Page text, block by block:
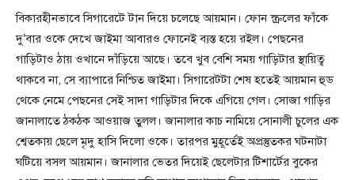
বিকারহীনভাবে সিগারেটে টান দিয়ে চলেছে আয়মান। ফোন স্ক্রলের ফাঁকে
দু’বার ওকে দেখে জাইমা আবারও ফোনেই ব্যস্ত হয়ে রইল। পেছনের
গাড়িটাও ঠায় ওখানে দাঁড়িয়ে আছে। তবে খুব বেশি সময় গাড়িটার স্থায়িত্ব
থাকবে না, সে ব্যাপারে নিশ্চিত জাইমা। সিগারেটটা শেষ হতেই আয়মান হুড
থেকে নেমে পেছনের সেই সাদা গাড়িটার দিকে এগিয়ে গেল। সোজা গাড়ির
জানালাতে ঠকঠক আওয়াজ তুলল। জানালার কাচ নামিয়ে সোনালী চুলের এক
শ্বেতকায় ছেলে মৃদু হাসি দিলো ওকে। তারপর মুহূর্তেই অপ্রস্তুতকর ঘটনাটা
ঘটিয়ে বসল আয়মান। জানালার ভেতর দিয়েই ছেলেটার টিশার্টের বুকের